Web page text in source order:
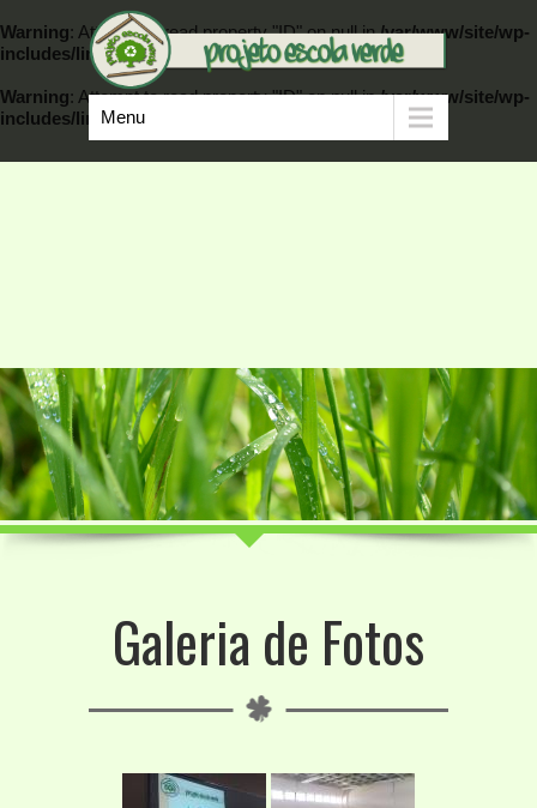
Warning: Attempt to read property "ID" on null in/var/www/site/wp-
includes/link-template.phpon line389
Warning: Attempt to read property "ID" on null in/var/www/site/wp-
includes/link-template.php
Menu
Galeria de Fotos